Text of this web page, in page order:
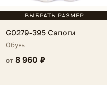
ВЫБРАТЬ РАЗМЕР
G0279-395 Сапоги
Обувь
от 8 960 ₽